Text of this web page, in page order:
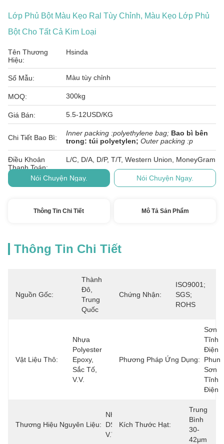
Lớp Phủ Bột Màu Kẹo Ral Tùy Chỉnh, Màu Kẹo Lớp Phủ
Bột Cho Tất Cả Kim Loại
Tên Thương
Hiệu:
Hsinda
Số Mẫu: Màu tùy chỉnh
MOQ: 300kg
Giá Bán: 5.5-12USD/KG
Chi Tiết Bao Bì:
Inner packing :polyethylene bag; Bao bì bên
trong: túi polyetylen; Outer packing :p
Điều Khoản
Thanh Toán:
L/C, D/A, D/P, T/T, Western Union, MoneyGram
Nói Chuyện Ngay. Nói Chuyện Ngay.
Thông Tin Chi Tiết Mô Tả Sản Phẩm
Thông Tin Chi Tiết
Nguồn Gốc:
Thành
Đô,
Trung
Quốc
Chứng Nhận:
ISO9001;
SGS;
ROHS
Vật Liệu Thô:
Nhựa
Polyester
Epoxy,
Sắc Tố,
V.v.
Phương Pháp Ứng Dụng:
Sơn
Tĩnh
Điện
Phun
Sơn
Tĩnh
Điện
Thương Hiệu Nguyên Liệu:
Nhựa
DSM,
V.v.
Kích Thước Hạt:
Trung
Bình
30-
42μm